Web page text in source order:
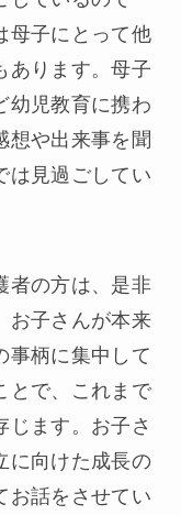
母子にとって他
あります。母子
幼児教育に携わ
想や出来事を聞
は見過ごしてい
者の方は、是非
お子さんが本来
事柄に集中して
とで、これまで
じます。お子さ
に向けた成長の
お話をさせてい